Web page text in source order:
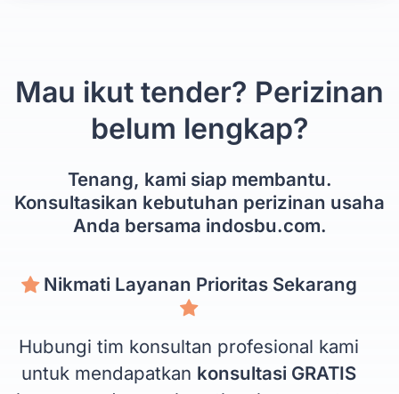
Mau ikut tender? Perizinan
belum lengkap?
Tenang, kami siap membantu.
Konsultasikan kebutuhan perizinan usaha
Anda bersama indosbu.com.
Nikmati Layanan Prioritas Sekarang
Hubungi tim konsultan profesional kami
untuk mendapatkan konsultasi GRATIS